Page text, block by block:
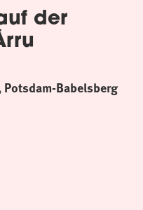
der
Babelsberg